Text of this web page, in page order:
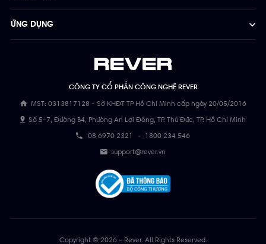
CÔNG TY CỔ PHẦN CÔNG NGHỆ REVER
MST: 0313817128 - Sở KHĐT TP Hồ Chí Minh cấp ngày 20/05/2016
Số 5-7, Đường B4, Phường An Lợi Đông, TP. Thủ Đức, TP. Hồ Chí Minh
08 6970 2321 - 1800 234 546
support@rever.vn
ỨNG DỤNG
Copyright © 2026 - Rever. All Rights Reserved.